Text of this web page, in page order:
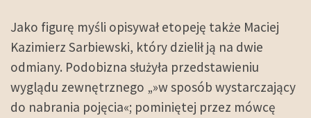
Jako figurę myśli opisywał etopeję także Maciej
Kazimierz Sarbiewski, który dzielił ją na dwie
odmiany. Podobizna służyła przedstawieniu
wyglądu zewnętrznego „»w sposób wystarczający
do nabrania pojęcia«; pominiętej przez mówcę